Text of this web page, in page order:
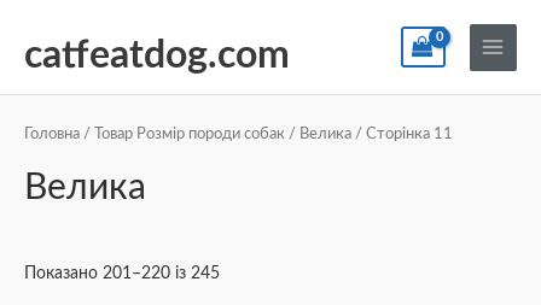
catfeatdog.com
Main
Menu
Головна / Товар Розмір породи собак / Велика / Сторінка 11
Велика
Показано 201–220 із 245
ціною: